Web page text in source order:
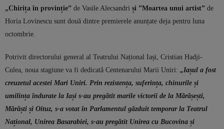
„Chirița în provinție” de Vasile Alecsandri și ”Moartea unui artist” de
Horia Lovinescu sunt două dintre premierele anunțate deja pentru luna
octombrie.
Potrivit directorului general al Teatrului Național Iași, Cristian Hadji-
Culea, noua stagiune va fi dedicată Centenarului Marii Uniri: „Iașul a fost
creuzetul acestei Mari Uniri. Prin rezistența, suferința, chinurile și
umilința îndurate la Iași s-au pregătit marile victorii de la Mărășești,
Mărăști și Oituz, s-a votat în Parlamentul găzduit temporar la Teatrul
Național, Unirea Basarabiei, s-au pregătit Unirea cu Bucovina și